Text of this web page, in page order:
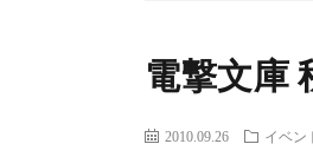
電撃文庫
2010.09.26 イベン